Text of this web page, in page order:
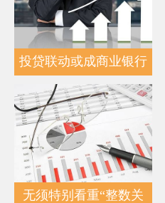
投贷联动或成商业银行
无须特别看重“整数关